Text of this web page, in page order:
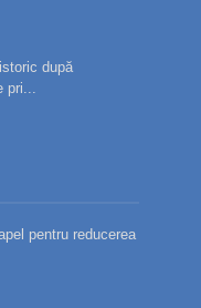
după
pri...
pentru reducerea